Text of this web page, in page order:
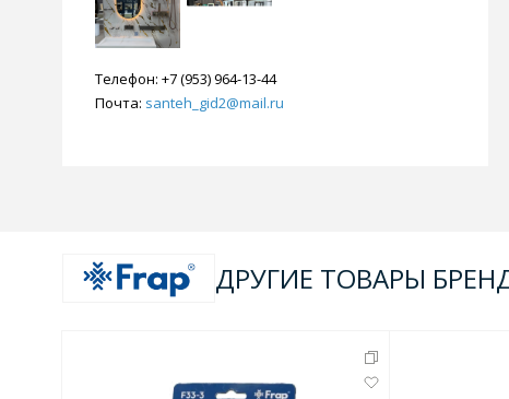
Телефон: +7 (953) 964-13-44
Почта: santeh_gid2@mail.ru
ДРУГИЕ ТОВАРЫ